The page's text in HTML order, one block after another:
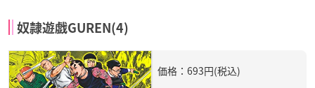
奴隷遊戯GUREN(4)
価格：693円(税込)